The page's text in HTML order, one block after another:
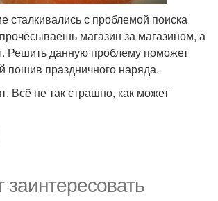
сталкивались с проблемой поиска
магазин за магазином, а
Решить данную проблему поможет
пошив праздничного наряда.
Всё не так страшно, как может